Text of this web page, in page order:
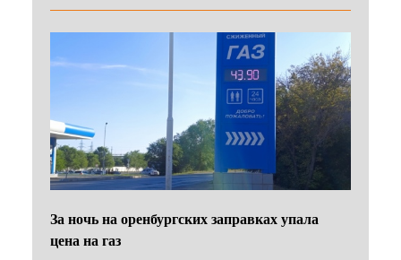
За ночь на оренбургских заправках упала
цена на газ